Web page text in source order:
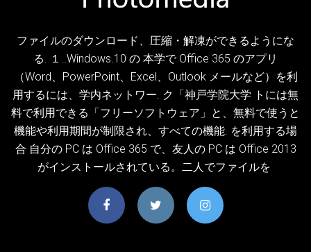
ファイルのダウンロード、圧縮・解凍ができるようにな
る. １..Windows.10 の 本学で Office 365 のアプリ
（Word、PowerPoint、Excel、Outlook メールなど）を利
用するには、学内ネットワー. ク「神戸学院大学 トには無
料で利用できる「フリーソフトウェア」と、無料で使うと
機能や利用期間が制限され、すべての機能. を利用する場
合 自分の PC は Office 365 で、友人の PC は Office 2013
がインストールされている。二人でファイルを